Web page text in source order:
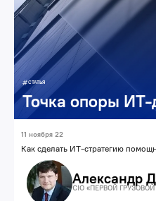
СТАТЬЯ
Точка опоры ИТ-
11 ноября 22
Как сделать ИТ-стратегию
Александр
CIO «ПЕРВОЙ